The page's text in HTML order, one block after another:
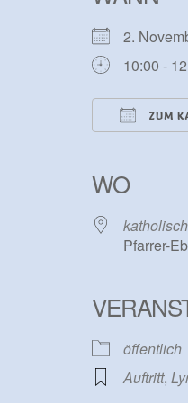
2.
10:00 -
ZUM
WO
Pfarrer-
öffentlich
Auftritt,